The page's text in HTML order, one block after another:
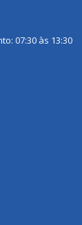
07:30 às 13:30